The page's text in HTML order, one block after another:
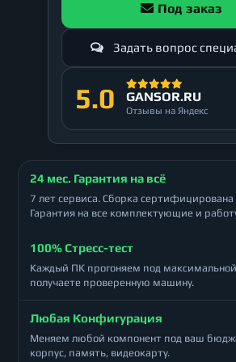
Под заказ
Задать вопрос
5.0 GANSOR.RU
Отзывы на Яндекс
24 мес. Гарантия на всё
7 лет сервиса. Сборка сертифицирована
Гарантия на все комплектующие и
100% Стресс-тест
Каждый ПК прогоняем под
получаете проверенную машину.
Любая Конфигурация
Меняем любой компонент под ваш
корпус, память, видеокарту.